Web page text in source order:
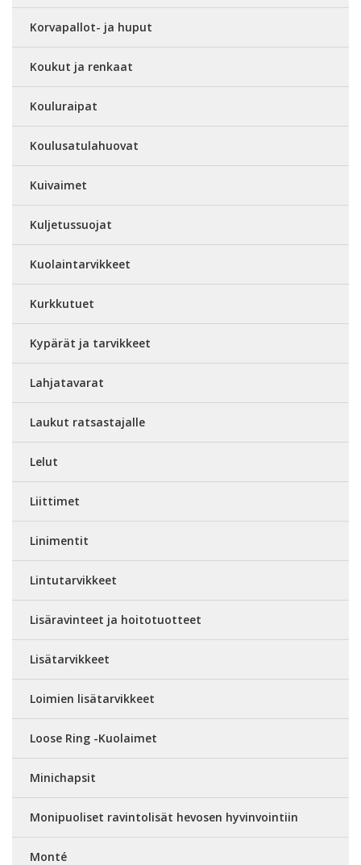
Korvapallot- ja huput
Koukut ja renkaat
Kouluraipat
Koulusatulahuovat
Kuivaimet
Kuljetussuojat
Kuolaintarvikkeet
Kurkkutuet
Kypärät ja tarvikkeet
Lahjatavarat
Laukut ratsastajalle
Lelut
Liittimet
Linimentit
Lintutarvikkeet
Lisäravinteet ja hoitotuotteet
Lisätarvikkeet
Loimien lisätarvikkeet
Loose Ring -Kuolaimet
Minichapsit
Monipuoliset ravintolisät hevosen hyvinvointiin
Monté